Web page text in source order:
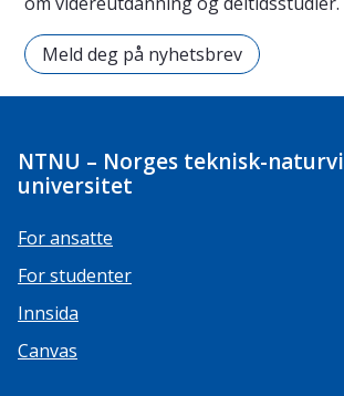
Meld deg på nyhetsbrev
NTNU – Norges teknisk-
universitet
For ansatte
For studenter
Innsida
Canvas